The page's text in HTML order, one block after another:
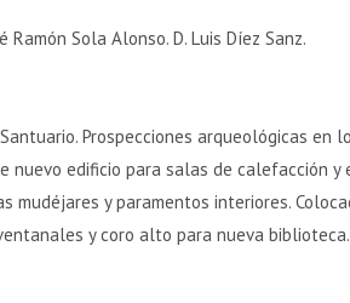
Ramón Sola Alonso. D. Luis Díez Sanz.
Prospecciones arqueológicas
nuevo edificio para salas de calefacción
mudéjares y paramentos interiores.
y coro alto para nueva